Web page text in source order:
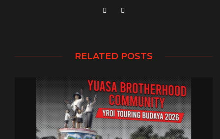
RELATED POSTS